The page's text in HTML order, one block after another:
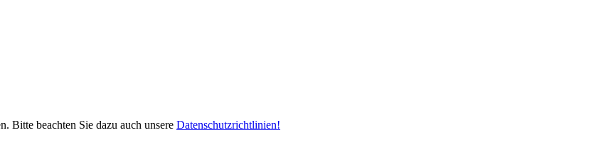
Bitte beachten Sie dazu auch unsere Datenschutzrichtlinien!